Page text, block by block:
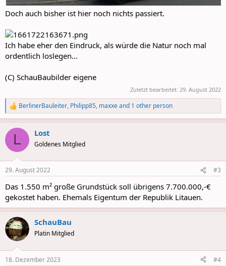
Doch auch bisher ist hier noch nichts passiert.
Ich habe eher den Eindruck, als würde die Natur noch mal
ordentlich loslegen...
(C) SchauBaubilder eigene
Zuletzt bearbeitet: 29. August 2022
R
e
a
c
i
n
s
BerlinerBauleiter, Philipp85, maxxeand 1 other person
L Lost
Goldenes Mitglied
29. August 2022 #3
Das 1.550 m² große Grundstück soll übrigens 7.700.000,-€
gekostet haben. Ehemals Eigentum der Republik Litauen.
SchauBau
Platin Mitglied
18. Dezember 2023 #4